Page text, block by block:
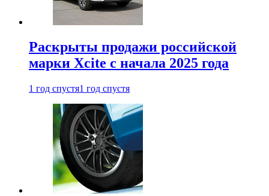
Раскрыты продажи российской
марки Xcite с начала 2025 года
1 год спустя1 год спустя